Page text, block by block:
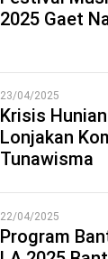
2025 Gaet
23/04/2025
Krisis
Lonjakan
Tunawisma
22/04/2025
Program